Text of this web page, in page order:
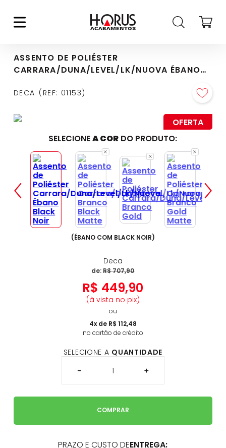
ASSENTO DE POLIÉSTER
CARRARA/DUNA/LEVEL/LK/NUOVA ÉBANO
DECA REF: 01153
OFERTA
SELECIONEA COR DO PRODUTO:
(ÉBANO COM BLACK NOIR)
Deca
de:R$707,90
R$ 449,90
(à vista no pix)
ou
4x de R$ 112,48
no cartão de crédito
SELECIONE A QUANTIDADE
＋
－
COMPRAR